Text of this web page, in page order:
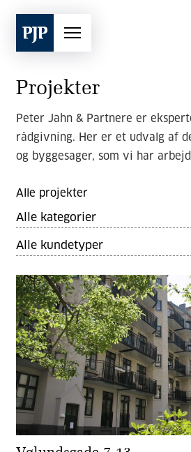
Projekter
Peter Jahn & Partnere er
rådgivning. Her er et udvalg af
og byggesager, som vi har
Alle projekter